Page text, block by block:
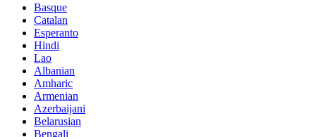
Basque
Catalan
Esperanto
Hindi
Lao
Albanian
Amharic
Armenian
Azerbaijani
Belarusian
Bengali